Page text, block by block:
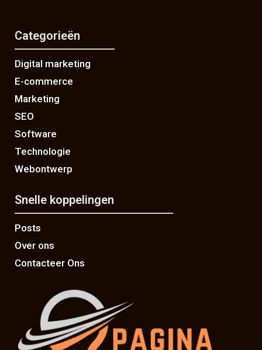
Categorieën
Digital marketing
E-commerce
Marketing
SEO
Software
Technologie
Webontwerp
Snelle koppelingen
Posts
Over ons
Contacteer Ons